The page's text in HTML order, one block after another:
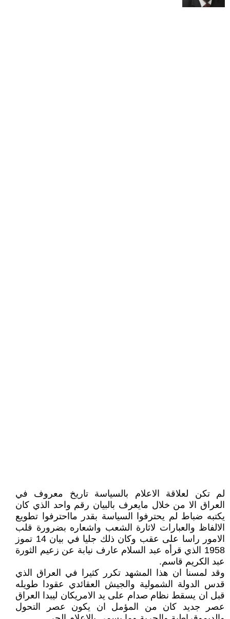
لم تكن لعلاقة الاعلام بالسياسة تاريخ معروف في
العراق الا من خلال مايعرف بالبيان رقم واحد الذي كان
يكتبه ضباط لم يحترفوا السياسة بقدر مااحترفوا تطويع
الالفاظ والعبارات لاثارة الشعب واشعاره بضرورة قلب
الامور راسا على عقب وكان ذلك جليا في بيان 14 تموز
1958 الذي قرأه عبد السلام عارف نيابة عن زعيم الثورة
عبد الكريم قاسم.
وقد لمسنا ان هذا المشهد تكرر كثيرا في العراق الذي
قدس الدولة الشمولية والجيش العقائدي عقودا طويله
قبل ان يسقط نظام صدام على يد الامريكان ليبدا العراق
عصر جديد كان من المؤمل ان يكون عصر التحول